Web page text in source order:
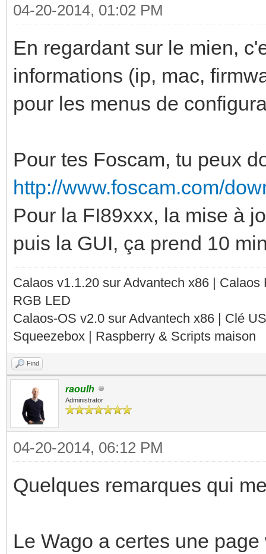
04-20-2014, 01:02 PM
En regardant sur le mien,
informations (ip, mac,
pour les menus de
Pour tes Foscam, tu peux
http://www.foscam.com/
Pour la FI89xxx, la mise à
puis la GUI, ça prend 10
Calaos v1.1.20 sur Advantech x86 |
RGB LED
Calaos-OS v2.0 sur Advantech x86 | Clé
Squeezebox | Raspberry & Scripts maison
Find
raoulh
Administrator
04-20-2014, 06:12 PM
Quelques remarques qui
Le Wago a certes une